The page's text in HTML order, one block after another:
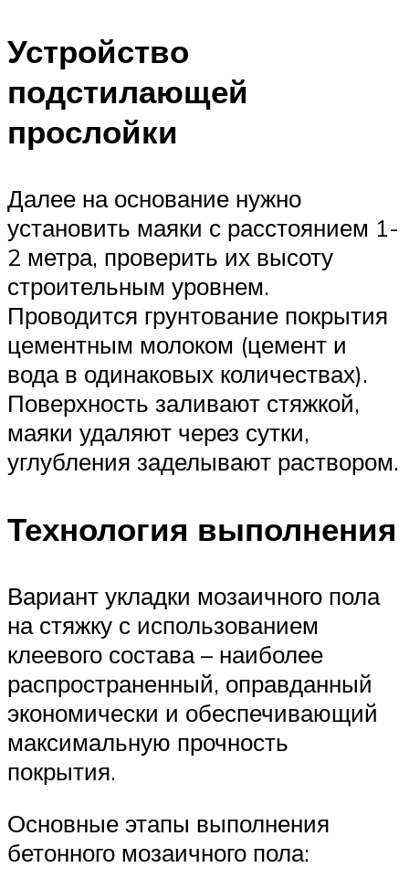
Устройство
подстилающей
прослойки
Далее на основание нужно
установить маяки с расстоянием 1-
2 метра, проверить их высоту
строительным уровнем.
Проводится грунтование покрытия
цементным молоком (цемент и
вода в одинаковых количествах).
Поверхность заливают стяжкой,
маяки удаляют через сутки,
углубления заделывают раствором.
Технология выполнения
Вариант укладки мозаичного пола
на стяжку с использованием
клеевого состава – наиболее
распространенный, оправданный
экономически и обеспечивающий
максимальную прочность
покрытия.
Основные этапы выполнения
бетонного мозаичного пола: